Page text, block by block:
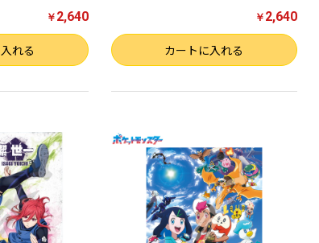
￥ 2,640
れる
￥ 2,640
数量 カートに入れる